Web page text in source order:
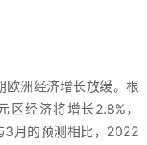
欧洲经济增长放缓。根
经济将增长2.8%，
3月的预测相比，2022